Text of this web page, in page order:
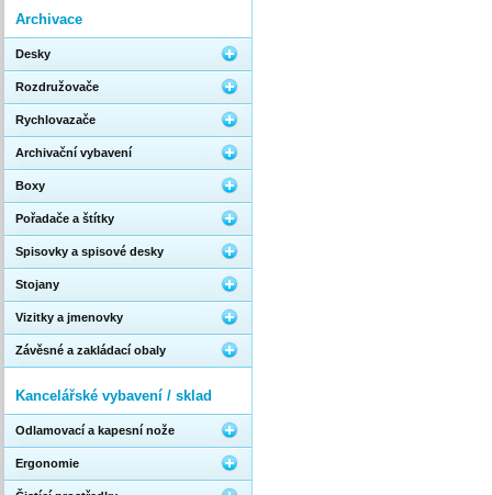
Archivace
Desky
Rozdružovače
Rychlovazače
Archivační vybavení
Boxy
Pořadače a štítky
Spisovky a spisové desky
Stojany
Vizitky a jmenovky
Závěsné a zakládací obaly
Kancelářské vybavení / sklad
Odlamovací a kapesní nože
Ergonomie